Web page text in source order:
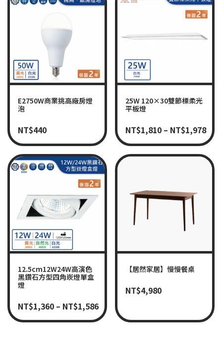
E2750W商業挑高廠房燈
泡
NT$440
25W 120×30雙節標柔光
平板燈
NT$1,810 – NT$1,978
12.5cm12W24W高演色
黑鑽石方型四角崁燈單盒
燈
NT$1,360 – NT$1,586
【居然家居】慢慢餐桌
NT$4,980